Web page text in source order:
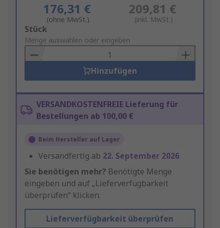
176,31 €
(ohne MwSt.)
209,81 €
(inkl. MwSt.)
Add
to
Basket
Stück
Menge auswählen oder eingeben
Hinzufügen
VERSANDKOSTENFREIE Lieferung für
Bestellungen ab 100,00 €
Beim Hersteller auf Lager
Versandfertig ab 22. September 2026
Sie benötigen mehr? Benötigte Menge
eingeben und auf „Lieferverfügbarkeit
überprüfen“ klicken.
Lieferverfügbarkeit überprüfen